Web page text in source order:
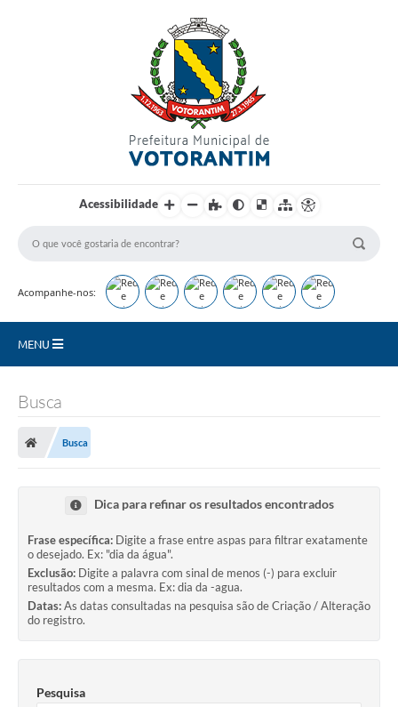
Acessibilidade
Acompanhe-nos:
MENU
Carta de Serviços
Vagas PAT
Perguntas e Respostas Frequentes
Selo Verde
Compra Direta
Empreendedor
Pesquisa Dificuldades no Licenciamento de Empresas
Busca
Busca
Dica para refinar os resultados encontrados
Frase específica: Digite a frase entre aspas para filtrar exatamente
o desejado. Ex: "dia da água".
Exclusão: Digite a palavra com sinal de menos (-) para excluir
resultados com a mesma. Ex: dia da -agua.
Datas:As datas consultadas na pesquisa são de Criação / Alteração
do registro.
Pesquisa